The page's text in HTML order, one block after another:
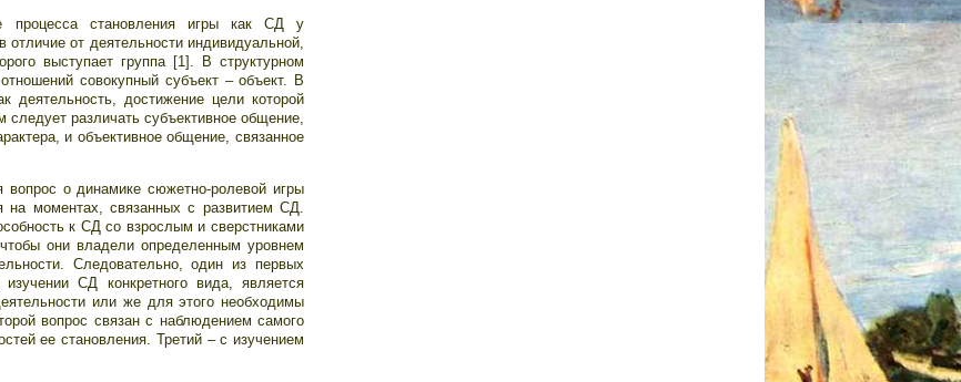
процесса становления игры как СД у
от деятельности индивидуальной,
выступает группа [1]. В структурном
совокупный субъект – объект. В
деятельность, достижение цели которой
различать субъективное общение,
и объективное общение, связанное
о динамике сюжетно-ролевой игры
моментах, связанных с развитием СД.
к СД со взрослым и сверстниками
они владели определенным уровнем
Следовательно, один из первых
СД конкретного вида, является
или же для этого необходимы
вопрос связан с наблюдением самого
ее становления. Третий – с изучением